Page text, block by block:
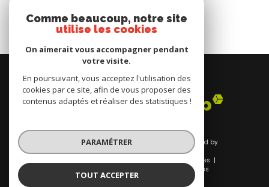
Adhérents
© 2026 | Tous droits réservés | Traduction powered by
Google |
Mentions légales
Cookies
Comme beaucoup, notre site
utilise les cookies
On aimerait vous accompagner pendant
votre visite.
En poursuivant, vous acceptez l'utilisation des
cookies par ce site, afin de vous proposer des
contenus adaptés et réaliser des statistiques !
PARAMÉTRER
TOUT ACCEPTER